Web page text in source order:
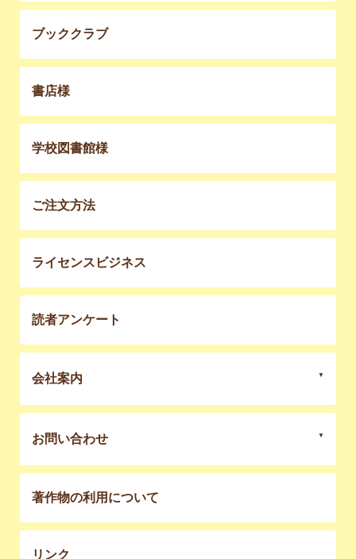
ブッククラブ
書店様
学校図書館様
ご注文方法
ライセンスビジネス
読者アンケート
会社案内
お問い合わせ
著作物の利用について
リンク